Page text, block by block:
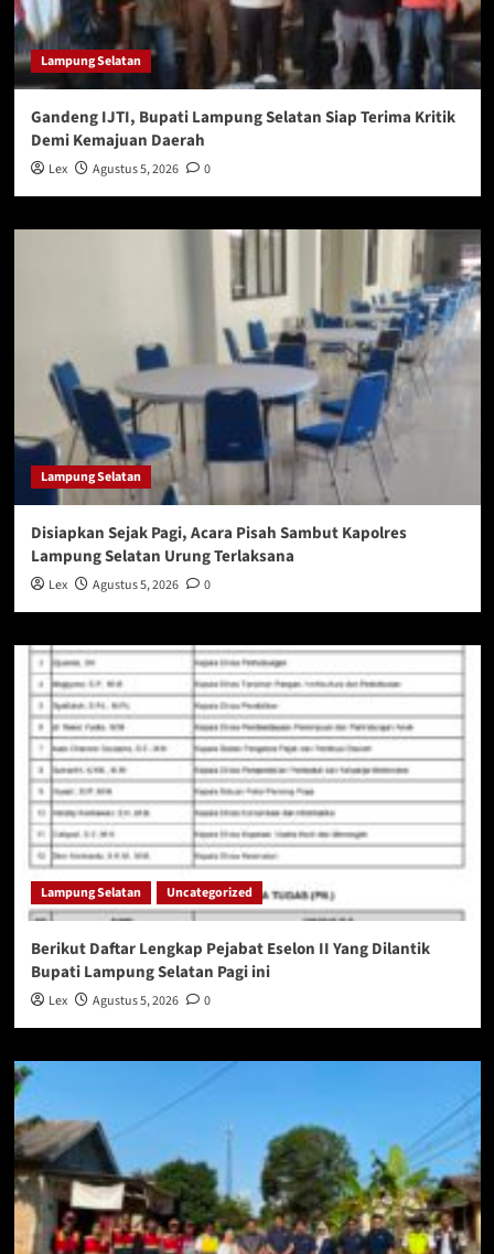
Lampung Selatan
Gandeng IJTI, Bupati Lampung Selatan Siap Terima Kritik
Demi Kemajuan Daerah
Lex Agustus 5, 2026 0
Lampung Selatan
Disiapkan Sejak Pagi, Acara Pisah Sambut Kapolres
Lampung Selatan Urung Terlaksana
Lex Agustus 5, 2026 0
Lampung Selatan Uncategorized
Berikut Daftar Lengkap Pejabat Eselon II Yang Dilantik
Bupati Lampung Selatan Pagi ini
Lex Agustus 5, 2026 0